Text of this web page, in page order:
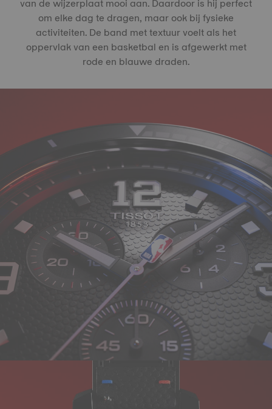
van de wijzerplaat mooi aan. Daardoor is hij perfect
om elke dag te dragen, maar ook bij fysieke
activiteiten. De band met textuur voelt als het
oppervlak van een basketbal en is afgewerkt met
rode en blauwe draden.